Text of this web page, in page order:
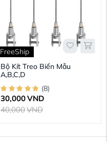
FreeShip
Bộ Kít Treo Biển Mẫu
A,B,C,D
(8)
30,000VND
40,000VND